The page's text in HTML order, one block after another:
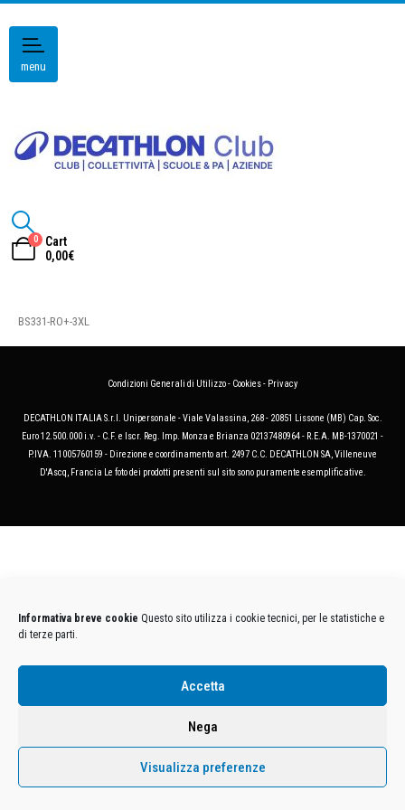
Informativa breve cookie Questo sito utilizza i cookie tecnici, per le statistiche e
di terze parti.
Accetta
Nega
Visualizza preferenze
menu
0
Cart
0,00€
BS331-RO+-3XL
Condizioni Generali di Utilizzo- Cookies- Privacy
DECATHLON ITALIA S.r.l. Unipersonale - Viale Valassina, 268 - 20851 Lissone (MB) Cap. Soc.
Euro 12.500.000 i.v. - C.F. e Iscr. Reg. Imp. Monza e Brianza 02137480964 - R.E.A. MB-1370021 -
P.IVA. 11005760159 - Direzione e coordinamento art. 2497 C.C. DECATHLON SA, Villeneuve
D'Ascq, Francia Le foto dei prodotti presenti sul sito sono puramente esemplificative.